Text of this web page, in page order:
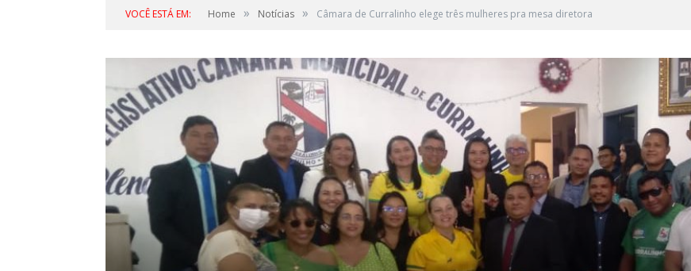
VOCÊ ESTÁ EM: Home » Notícias » Câmara de Curralinho elege três mulheres pra mesa diretora